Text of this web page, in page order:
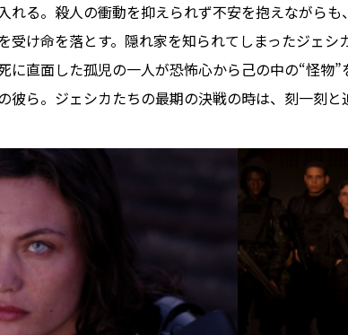
れる。殺人の衝動を抑えられず不安を抱えながら
受け命を落とす。隠れ家を知られてしまったジェ
に直面した孤児の一人が恐怖心から己の中の“怪物
彼ら。ジェシカたちの最期の決戦の時は、刻一刻と